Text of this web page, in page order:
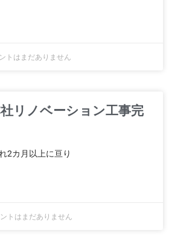
トはまだありません
リノベーション工事完
2カ月以上に亘り
トはまだありません